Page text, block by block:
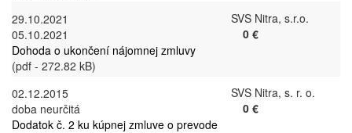
29.10.2021
05.10.2021
Dohoda o ukončení nájomnej zmluvy
(pdf - 272.82 kB)
SVS Nitra, s.r.o.
0 €
02.12.2015
doba neurčitá
Dodatok č. 2 ku kúpnej zmluve o prevode
SVS Nitra, s. r. o.
0 €